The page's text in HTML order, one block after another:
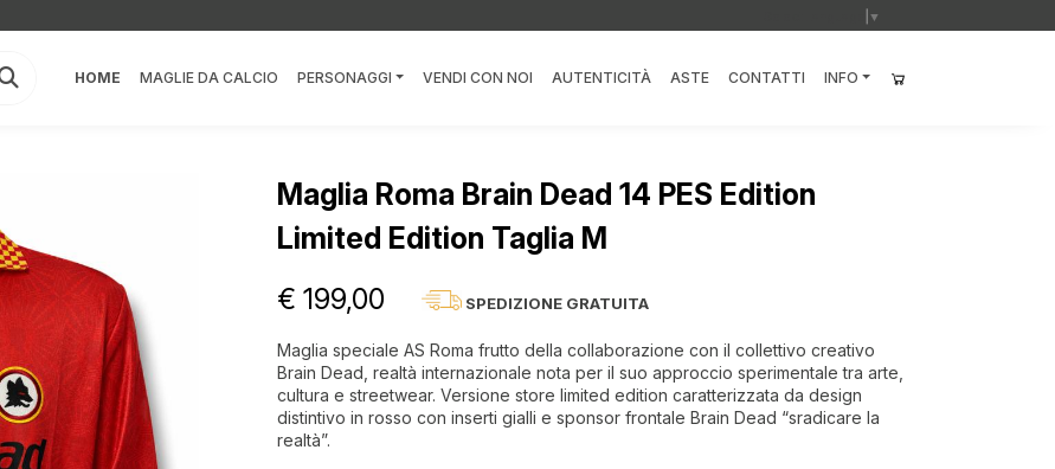
▼
HOME MAGLIE DA CALCIO PERSONAGGI VENDI CON NOI AUTENTICITÀ ASTE CONTATTI INFO
Maglia Roma Brain Dead 14 PES Edition
Limited Edition Taglia M
€ 199,00 SPEDIZIONE GRATUITA
Maglia speciale AS Roma frutto della collaborazione con il collettivo creativo
Brain Dead, realtà internazionale nota per il suo approccio sperimentale tra arte,
cultura e streetwear. Versione store limited edition caratterizzata da design
distintivo in rosso con inserti gialli e sponsor frontale Brain Dead “sradicare la
realtà”.